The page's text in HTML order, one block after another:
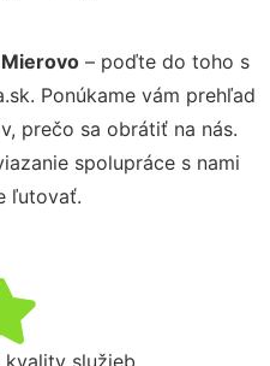
– poďte do toho s
Ponúkame vám prehľad
prečo sa obrátiť na nás.
spolupráce s nami
ľutovať.
služieb